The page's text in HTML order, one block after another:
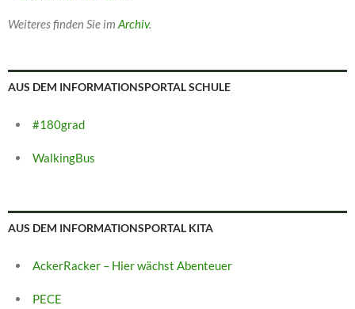
Weiteres finden Sie im Archiv.
AUS DEM INFORMATIONSPORTAL SCHULE
#180grad
WalkingBus
AUS DEM INFORMATIONSPORTAL KITA
AckerRacker – Hier wächst Abenteuer
PECE